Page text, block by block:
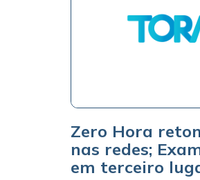
Zero Hora
nas redes;
em terceiro